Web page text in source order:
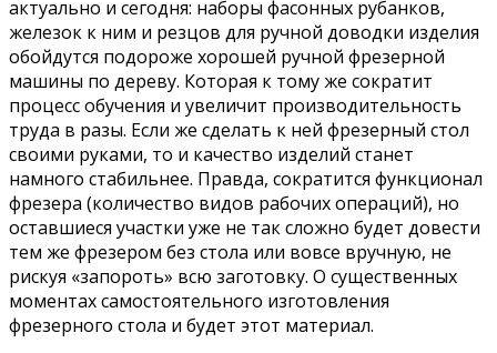
актуально и сегодня: наборы фасонных рубанков,
железок к ним и резцов для ручной доводки изделия
обойдутся подороже хорошей ручной фрезерной
машины по дереву. Которая к тому же сократит
процесс обучения и увеличит производительность
труда в разы. Если же сделать к ней фрезерный стол
своими руками, то и качество изделий станет
намного стабильнее. Правда, сократится функционал
фрезера (количество видов рабочих операций), но
оставшиеся участки уже не так сложно будет довести
тем же фрезером без стола или вовсе вручную, не
рискуя «запороть» всю заготовку. О существенных
моментах самостоятельного изготовления
фрезерного стола и будет этот материал.